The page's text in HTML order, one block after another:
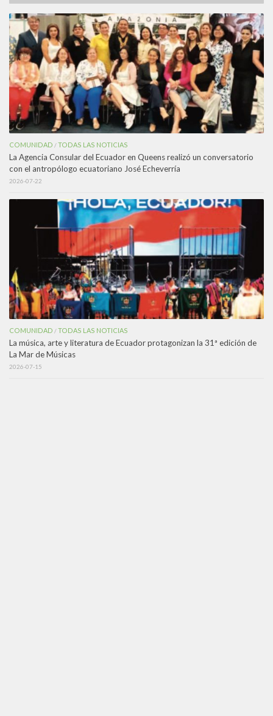
COMUNIDAD /TODAS LAS NOTICIAS
La Agencia Consular del Ecuador en Queens realizó un conversatorio
con el antropólogo ecuatoriano José Echeverría
2026-07-22
COMUNIDAD /TODAS LAS NOTICIAS
La música, arte y literatura de Ecuador protagonizan la 31ª edición de
La Mar de Músicas
2026-07-15